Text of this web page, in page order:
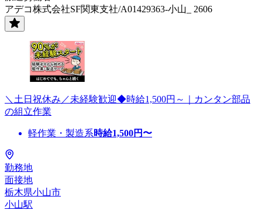
アデコ株式会社SF関東支社/A01429363-小山_ 2606
＼土日祝休み／未経験歓迎◆時給1,500円～｜カンタン部品
の組立作業
軽作業・製造系時給1,500円〜
勤務地
面接地
栃木県小山市
小山駅